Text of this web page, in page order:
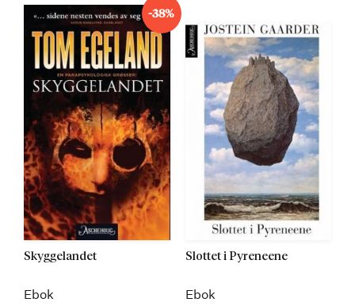
-38%
Skyggelandet
Ebok
Slottet i Pyreneene
Ebok